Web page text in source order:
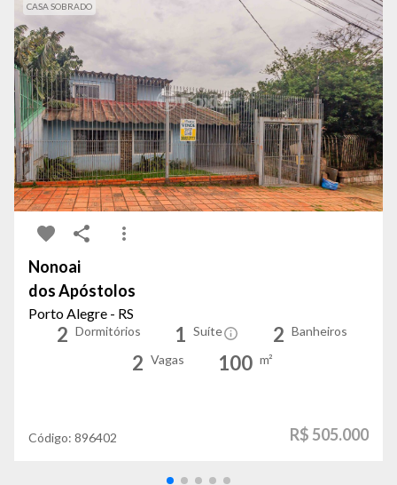
CASA SOBRADO
Nonoai
dos Apóstolos
Porto Alegre - RS
2 Dormitórios 1 Suíte 2 Banheiros
2 Vagas 100 m²
Código: 896402 R$ 505.000